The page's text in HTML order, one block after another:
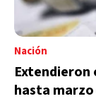
Nación
Extendieron
hasta